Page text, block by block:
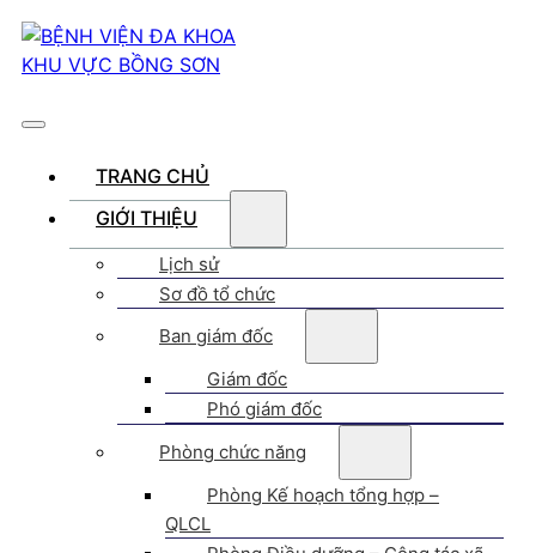
TRANG CHỦ
GIỚI THIỆU
Lịch sử
Sơ đồ tổ chức
Ban giám đốc
Giám đốc
Phó giám đốc
Phòng chức năng
Phòng Kế hoạch tổng hợp –
QLCL